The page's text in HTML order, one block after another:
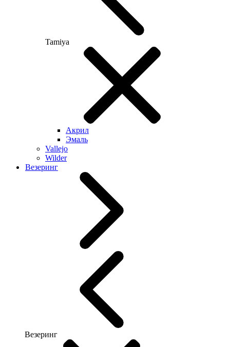
Tamiya
Акрил
Эмаль
Vallejo
Wilder
Везеринг
Везеринг